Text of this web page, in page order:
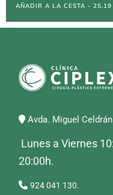
AÑADIR A LA CESTA - 25,19
Avda. Miguel
Lunes a Viernes
20:00h.
924 041 130.